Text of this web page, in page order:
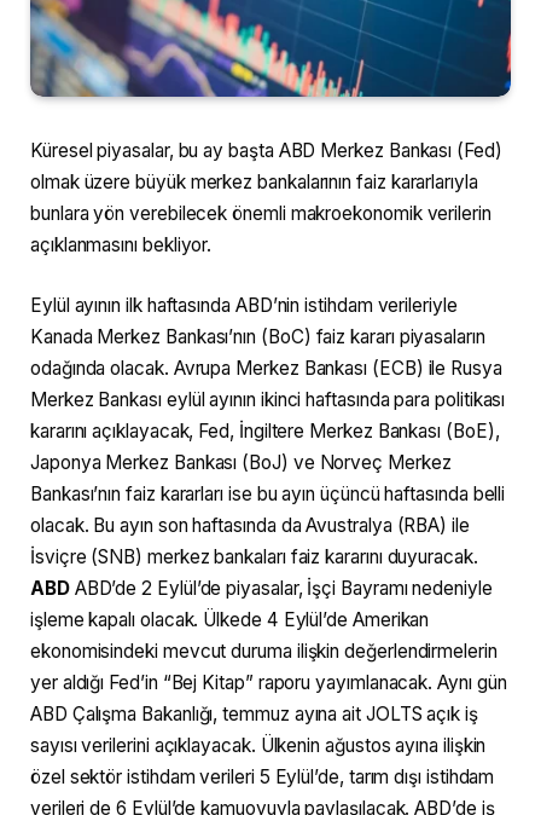
Küresel piyasalar, bu ay başta ABD Merkez Bankası (Fed)
olmak üzere büyük merkez bankalarının faiz kararlarıyla
bunlara yön verebilecek önemli makroekonomik verilerin
açıklanmasını bekliyor.
Eylül ayının ilk haftasında ABD’nin istihdam verileriyle
Kanada Merkez Bankası’nın (BoC) faiz kararı piyasaların
odağında olacak. Avrupa Merkez Bankası (ECB) ile Rusya
Merkez Bankası eylül ayının ikinci haftasında para politikası
kararını açıklayacak, Fed, İngiltere Merkez Bankası (BoE),
Japonya Merkez Bankası (BoJ) ve Norveç Merkez
Bankası’nın faiz kararları ise bu ayın üçüncü haftasında belli
olacak. Bu ayın son haftasında da Avustralya (RBA) ile
İsviçre (SNB) merkez bankaları faiz kararını duyuracak.
ABDABD’de 2 Eylül’de piyasalar, İşçi Bayramı nedeniyle
işleme kapalı olacak. Ülkede 4 Eylül’de Amerikan
ekonomisindeki mevcut duruma ilişkin değerlendirmelerin
yer aldığı Fed’in “Bej Kitap” raporu yayımlanacak. Aynı gün
ABD Çalışma Bakanlığı, temmuz ayına ait JOLTS açık iş
sayısı verilerini açıklayacak. Ülkenin ağustos ayına ilişkin
özel sektör istihdam verileri 5 Eylül’de, tarım dışı istihdam
verileri de 6 Eylül’de kamuoyuyla paylaşılacak. ABD’de iş